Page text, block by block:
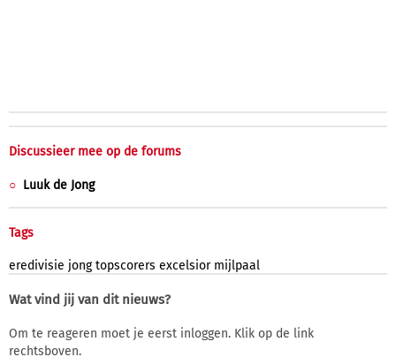
Discussieer mee op de forums
Luuk de Jong
Tags
eredivisie jong topscorers excelsior mijlpaal
Wat vind jij van dit nieuws?
Om te reageren moet je eerst inloggen. Klik op de link
rechtsboven.